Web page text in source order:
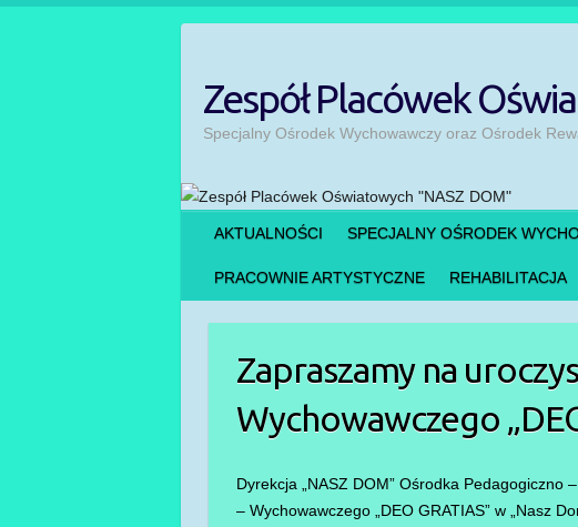
Zespół Placówek
Specjalny Ośrodek Wychowawczy oraz Ośrodek
AKTUALNOŚCI SPECJALNY OŚRODEK
PRACOWNIE ARTYSTYCZNE REHABILITACJA
Zapraszamy na
Wychowawczego
Dyrekcja „NASZ DOM” Ośrodka Pedagogiczno
– Wychowawczego „DEO GRATIAS” w